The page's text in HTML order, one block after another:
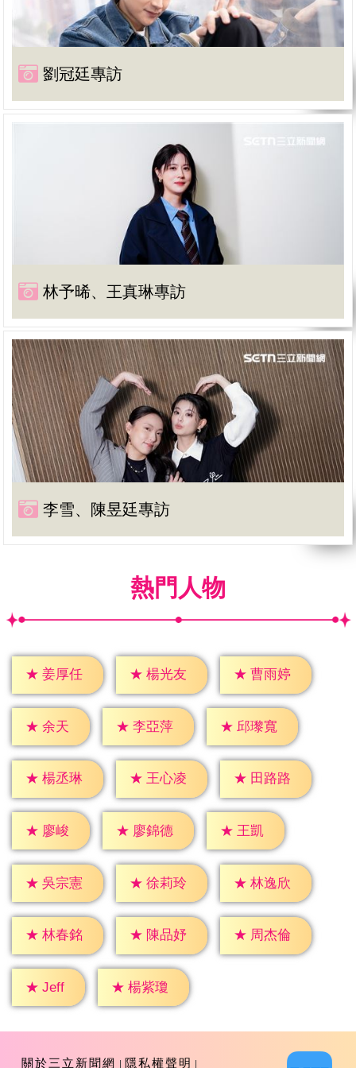
劉冠廷專訪
林予晞、王真琳專訪
李雪、陳昱廷專訪
熱門人物
★ 姜厚任 ★ 楊光友 ★ 曹雨婷
★ 余天 ★ 李亞萍 ★ 邱瓈寬
★ 楊丞琳 ★ 王心凌 ★ 田路路
★ 廖峻 ★ 廖錦德 ★ 王凱
★ 吳宗憲 ★ 徐莉玲 ★ 林逸欣
★ 林春銘 ★ 陳品妤 ★ 周杰倫
★ Jeff ★ 楊紫瓊
關於三立新聞網 隱私權聲明